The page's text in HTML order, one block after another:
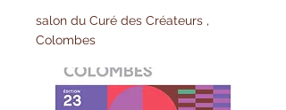
salon du Curé des Créateurs ,
Colombes